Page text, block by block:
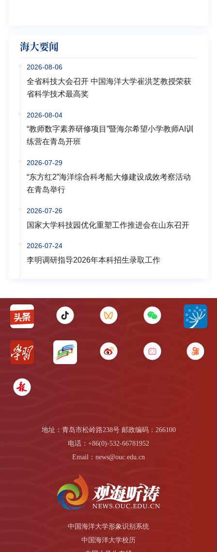
海大要闻
2026-08-06
全省科技大会召开 中国海洋大学崔洪芝教授荣获
省科学技术最高奖
2026-08-04
“教师数字素养研修项目”暨海尔希望小学教师AI训
练营在青岛开班
2026-07-29
“东方红2”海洋综合科考船大修建设成效考察活动
在青岛举行
2026-07-26
国家大学科技园优化重塑工作推进会在山东召开
2026-07-24
李明调研指导2026年本科招生录取工作
地址：青岛市松岭路238号 邮政编码：266100
电话：+86(0)-532-66781952
Email：news@ouc.edu.cn
中国海洋大学形象识别系统
中国海洋大学校历